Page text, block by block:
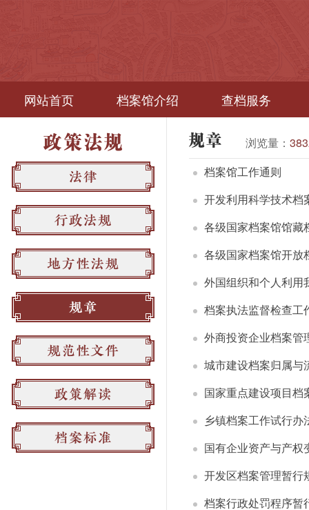
网站首页 档案馆介绍 查档服务
浏览量：
档案馆工作通则
开发利用科学技术档
各级国家档案馆馆藏
各级国家档案馆开放
外国组织和个人利用
档案执法监督检查工
外商投资企业档案管
城市建设档案归属与
国家重点建设项目档
乡镇档案工作试行办
国有企业资产与产权
开发区档案管理暂行
档案行政处罚程序暂